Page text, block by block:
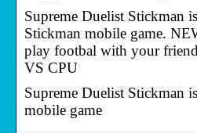
Supreme Duelist Stickman
Stickman mobile game.
play footbal with your
VS CPU
Supreme Duelist Stickman
mobile game